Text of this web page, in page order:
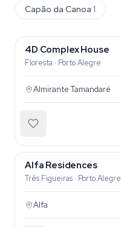
Capão da Canoa 1
4D Complex House
Floresta · Porto Alegre
Almirante Tamandaré
Alfa Residences
Três Figueiras · Porto Alegre
Alfa